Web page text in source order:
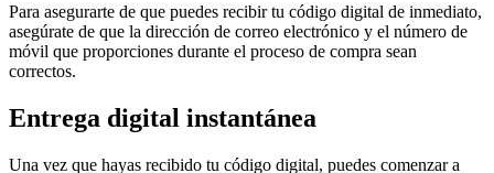
Para asegurarte de que puedes recibir tu código digital de inmediato,
asegúrate de que la dirección de correo electrónico y el número de
móvil que proporciones durante el proceso de compra sean
correctos.
Entrega digital instantánea
Una vez que hayas recibido tu código digital, puedes comenzar a